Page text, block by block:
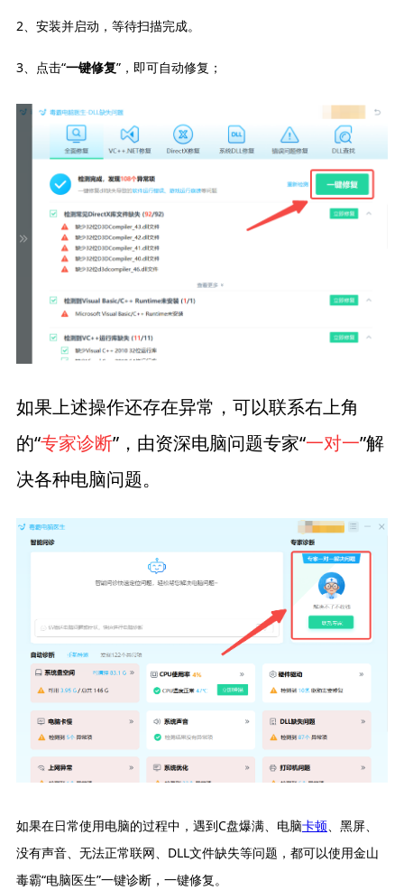
2、安装并启动，等待扫描完成。
3、点击“一键修复”，即可自动修复；
如果上述操作还存在异常，可以联系右上角
的“专家诊断”，由资深电脑问题专家“一对一”解
决各种电脑问题。
如果在日常使用电脑的过程中，遇到C盘爆满、电脑卡顿、黑屏、
没有声音、无法正常联网、DLL文件缺失等问题，都可以使用金山
毒霸“电脑医生”一键诊断，一键修复。